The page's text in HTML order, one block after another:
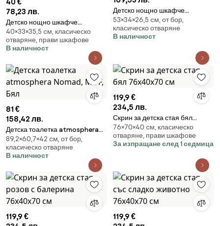
40 €
78,23 лв.
Детско нощно шкафче
atmosphera, MDF - Organic
40×33×35,5 cм, класическо
отваряне, прави шкафове
В наличност
Детско нощно шкафче
Atmosphera Fox, MDF
53×34×26,5 cм, от бор,
класическо отваряне
В наличност
81 €
158,42 лв.
Детска тоалетка atmosphera
Nomad, MDF, Бял
89,2×60,7×42 cм, от бор,
класическо отваряне
В наличност
119,9 €
234,5 лв.
Скрин за детска стая бял
76х40х70 см
76×70×40 cм, класическо
отваряне, прави шкафове
За изпращане след 1 седмица
119,9 €
119,9 €